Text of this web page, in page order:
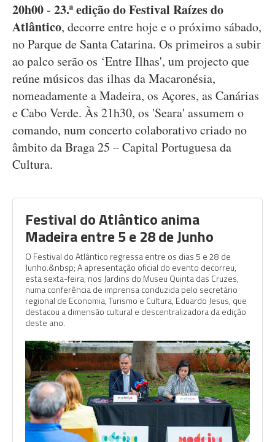
20h00- 23.ª edição do Festival Raízes do
Atlântico, decorre entre hoje e o próximo sábado,
no Parque de Santa Catarina. Os primeiros a subir
ao palco serão os ‘Entre Ilhas', um projecto que
reúne músicos das ilhas da Macaronésia,
nomeadamente a Madeira, os Açores, as Canárias
e Cabo Verde. Às 21h30, os 'Seara' assumem o
comando, num concerto colaborativo criado no
âmbito da Braga 25 – Capital Portuguesa da
Cultura.
Festival do Atlântico anima
Madeira entre 5 e 28 de Junho
O Festival do Atlântico regressa entre os dias 5 e 28 de
Junho.&nbsp; A apresentação oficial do evento decorreu,
esta sexta-feira, nos Jardins do Museu Quinta das Cruzes,
numa conferência de imprensa conduzida pelo secretário
regional de Economia, Turismo e Cultura, Eduardo Jesus, que
destacou a dimensão cultural e descentralizadora da edição
deste ano.